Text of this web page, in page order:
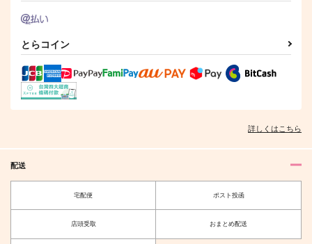
もふもふらぶゆー
虹色ドロップ
770円
とらコイン
詳しくはこちら
配送
宅配便 ポスト投函
店頭受取 おまとめ配送